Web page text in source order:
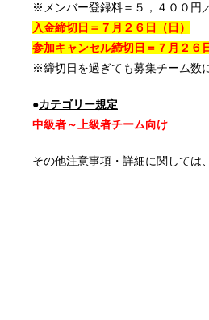
※メンバー登録料＝５，４００円
入金締切日＝７月２６日（日）
参加キャンセル締切日＝７月２６
※締切日を過ぎても募集チーム数
●カテゴリー規定
中級者～上級者チーム向け
その他注意事項・詳細に関しては